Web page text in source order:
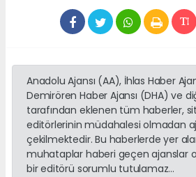
Anadolu Ajansı (AA), İhlas Haber
Demirören Haber Ajansı (DHA) ve
tarafından eklenen tüm haberler,
editörlerinin müdahalesi olmadan
çekilmektedir. Bu haberlerde yer
muhataplar haberi geçen ajanslar
bir editörü sorumlu tutulamaz...